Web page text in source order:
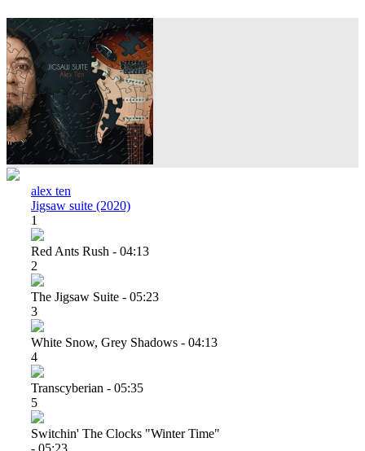
alex ten
Jigsaw suite (2020)
1
Red Ants Rush - 04:13
2
The Jigsaw Suite - 05:23
3
White Snow, Grey Shadows - 04:13
4
Transcyberian - 05:35
5
Switchin' The Clocks "winter Time"
- 05:23